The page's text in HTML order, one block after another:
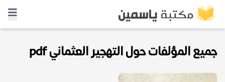
جميع المؤلفات حول التهجير العثماني pdf